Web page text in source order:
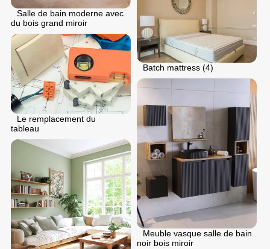
Salle de bain moderne avec
du bois grand miroir
Batch mattress (4)
Le remplacement du
tableau
Meuble vasque salle de bain
noir bois miroir